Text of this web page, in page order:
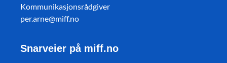
Kommunikasjonsrådgiver
per.arne@miff.no
Snarveier på miff.no